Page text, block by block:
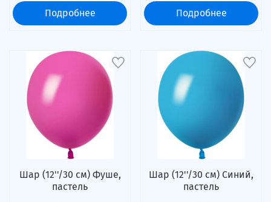
Подробнее Подробнее
Шар (12''/30 см) Фуше,
пастель
Шар (12''/30 см) Синий,
пастель